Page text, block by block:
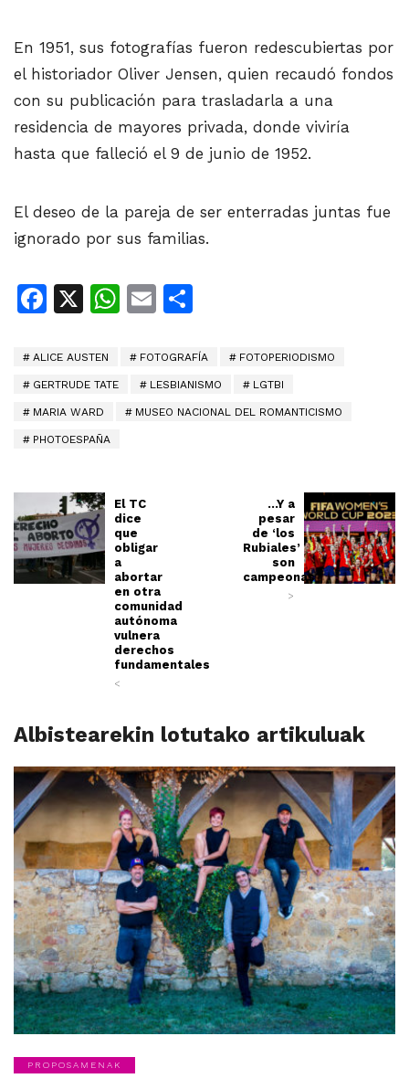
En 1951, sus fotografías fueron redescubiertas por
el historiador Oliver Jensen, quien recaudó fondos
con su publicación para trasladarla a una
residencia de mayores privada, donde viviría
hasta que falleció el 9 de junio de 1952.
El deseo de la pareja de ser enterradas juntas fue
ignorado por sus familias.
Facebook
X WhatsApp
Email
ALICE AUSTEN FOTOGRAFÍA FOTOPERIODISMO
GERTRUDE TATE LESBIANISMO LGTBI
MARIA WARD MUSEO NACIONAL DEL ROMANTICISMO
PHOTOESPAÑA
El TC
dice
que
obligar
a
abortar
en otra
comunidad
autónoma
vulnera
derechos
fundamentales
<
…Y a
pesar
de ‘los
Rubiales’
son
campeonas
>
Albistearekin lotutako artikuluak
PROPOSAMENAK